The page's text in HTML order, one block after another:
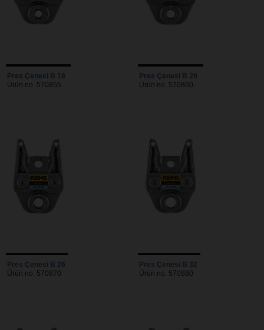
Pres Çenesi B 18
Ürün no. 570855
Pres Çenesi B 20
Ürün no. 570860
Pres Çenesi B 26
Ürün no. 570870
Pres Çenesi B 32
Ürün no. 570880